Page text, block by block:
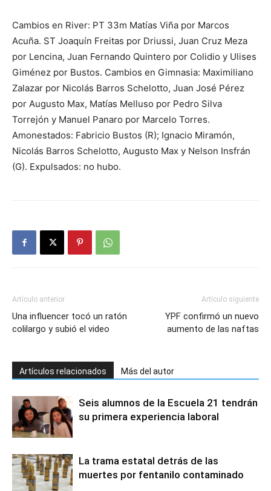
Cambios en River: PT 33m Matías Viña por Marcos
Acuña. ST Joaquín Freitas por Driussi, Juan Cruz Meza
por Lencina, Juan Fernando Quintero por Colidio y Ulises
Giménez por Bustos. Cambios en Gimnasia: Maximiliano
Zalazar por Nicolás Barros Schelotto, Juan José Pérez
por Augusto Max, Matías Melluso por Pedro Silva
Torrejón y Manuel Panaro por Marcelo Torres.
Amonestados: Fabricio Bustos (R); Ignacio Miramón,
Nicolás Barros Schelotto, Augusto Max y Nelson Insfrán
(G). Expulsados: no hubo.
Artículo anterior
Una influencer tocó un ratón
colilargo y subió el video
Artículo siguiente
YPF confirmó un nuevo
aumento de las naftas
Artículos relacionados Más del autor
Seis alumnos de la Escuela 21 tendrán
su primera experiencia laboral
La trama estatal detrás de las
muertes por fentanilo contaminado